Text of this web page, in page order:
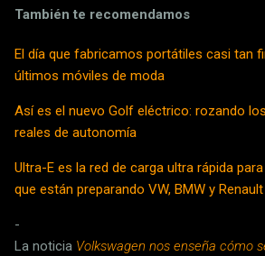
También te recomendamos
El día que fabricamos portátiles casi tan
últimos móviles de moda
Así es el nuevo Golf eléctrico: rozando
reales de autonomía
Ultra-E es la red de carga ultra rápida
que están preparando VW, BMW y Renault
-
La noticia Volkswagen nos enseña cómo